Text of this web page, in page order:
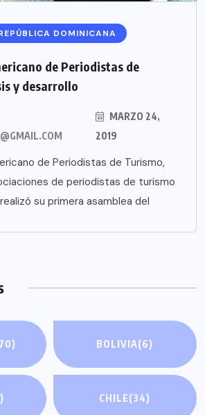
DOMINICANA
de Periodistas de
y desarrollo
MARZO 24,
2019
de Periodistas de Turismo,
de periodistas de turismo
su primera asamblea del
BOLIVIA(6)
CHILE(34)